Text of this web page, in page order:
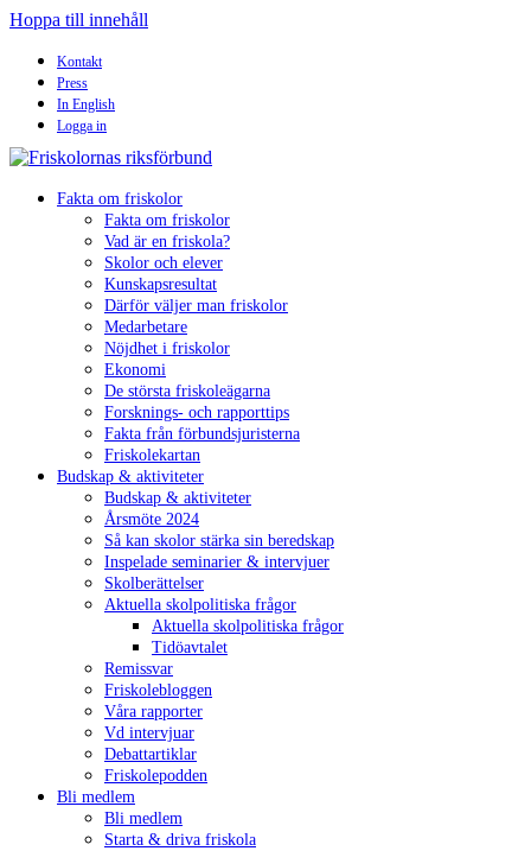
Hoppa till innehåll
Kontakt
Press
In English
Logga in
Fakta om friskolor
Fakta om friskolor
Vad är en friskola?
Skolor och elever
Kunskapsresultat
Därför väljer man friskolor
Medarbetare
Nöjdhet i friskolor
Ekonomi
De största friskoleägarna
Forsknings- och rapporttips
Fakta från förbundsjuristerna
Friskolekartan
Budskap & aktiviteter
Budskap & aktiviteter
Årsmöte 2024
Så kan skolor stärka sin beredskap
Inspelade seminarier & intervjuer
Skolberättelser
Aktuella skolpolitiska frågor
Aktuella skolpolitiska frågor
Tidöavtalet
Remissvar
Friskolebloggen
Våra rapporter
Vd intervjuar
Debattartiklar
Friskolepodden
Bli medlem
Bli medlem
Starta & driva friskola